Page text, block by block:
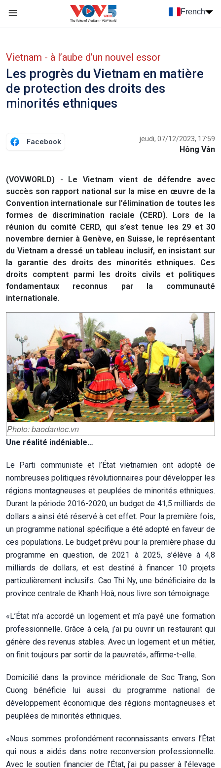
French
Vietnam - à l’aube d’un nouvel essor
Les progrès du Vietnam en matière
de protection des droits des
minorités ethniques
Facebook jeudi, 07/12/2023, 17:59
Hông Vân
(VOVWORLD) - Le Vietnam vient de défendre avec
succès son rapport national sur la mise en œuvre de la
Convention internationale sur l’élimination de toutes les
formes de discrimination raciale (CERD). Lors de la
réunion du comité CERD, qui s’est tenue les 29 et 30
novembre dernier à Genève, en Suisse, le représentant
du Vietnam a dressé un tableau inclusif, en insistant sur
la garantie des droits des minorités ethniques. Ces
droits comptent parmi les droits civils et politiques
fondamentaux reconnus par la communauté
internationale.
Photo: baodantoc.vn
Une réalité indéniable…
Le Parti communiste et l’État vietnamien ont adopté de
nombreuses politiques révolutionnaires pour développer les
régions montagneuses et peuplées de minorités ethniques.
Durant la période 2016-2020, un budget de 41,5 milliards de
dollars a ainsi été réservé à cet effet. Pour la première fois,
un programme national spécifique a été adopté en faveur de
ces populations. Le budget prévu pour la première phase du
programme en question, de 2021 à 2025, s’élève à 4,8
milliards de dollars, et est destiné à financer 10 projets
particulièrement inclusifs. Cao Thi Ny, une bénéficiaire de la
province centrale de Khanh Hoà, nous livre son témoignage.
«L’État m’a accordé un logement et m’a payé une formation
professionnelle. Grâce à cela, j’ai pu ouvrir un restaurant qui
génère des revenus stables. Avec un logement et un métier,
on finit toujours par sortir de la pauvreté», affirme-t-elle.
Domicilié dans la province méridionale de Soc Trang, Son
Cuong bénéficie lui aussi du programme national de
développement économique des régions montagneuses et
peuplées de minorités ethniques.
«Nous sommes profondément reconnaissants envers l’État
qui nous a aidés dans notre reconversion professionnelle.
Avec le soutien financier de l’État, j’ai pu passer à l’élevage